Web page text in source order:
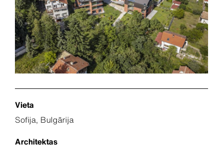
Vieta
Sofija, Bulgārija
Architektas